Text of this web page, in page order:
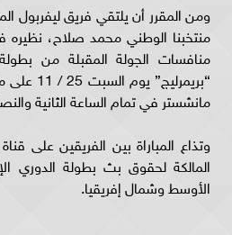
ومن المقرر أن يلتقي فريق
منتخبنا الوطني محمد صلاح،
منافسات الجولة المقبلة من بطولة
مانشستر في تمام الساعة الثانية
وتذاع المباراة بين الفريقين على
المالكة لحقوق بث بطولة الدوري
الأوسط وشمال إفريقيا.